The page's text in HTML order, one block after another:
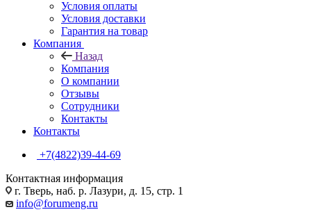
Условия оплаты
Условия доставки
Гарантия на товар
Компания
Назад
Компания
О компании
Отзывы
Сотрудники
Контакты
Контакты
+7(4822)39-44-69
Контактная информация
г. Тверь, наб. р. Лазури, д. 15, стр. 1
info@forumeng.ru